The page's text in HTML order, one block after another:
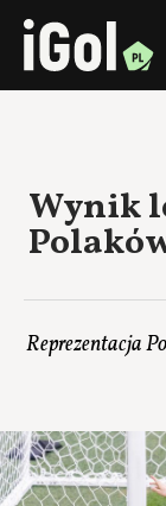
Wynik
Reprezentacja